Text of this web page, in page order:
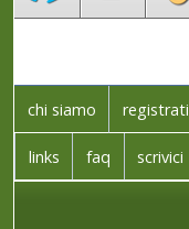
chi siamo registrati
links faq scrivici